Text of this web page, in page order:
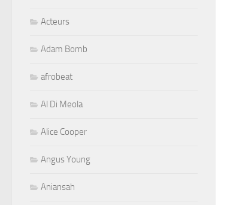
Acteurs
Adam Bomb
afrobeat
Al Di Meola
Alice Cooper
Angus Young
Aniansah